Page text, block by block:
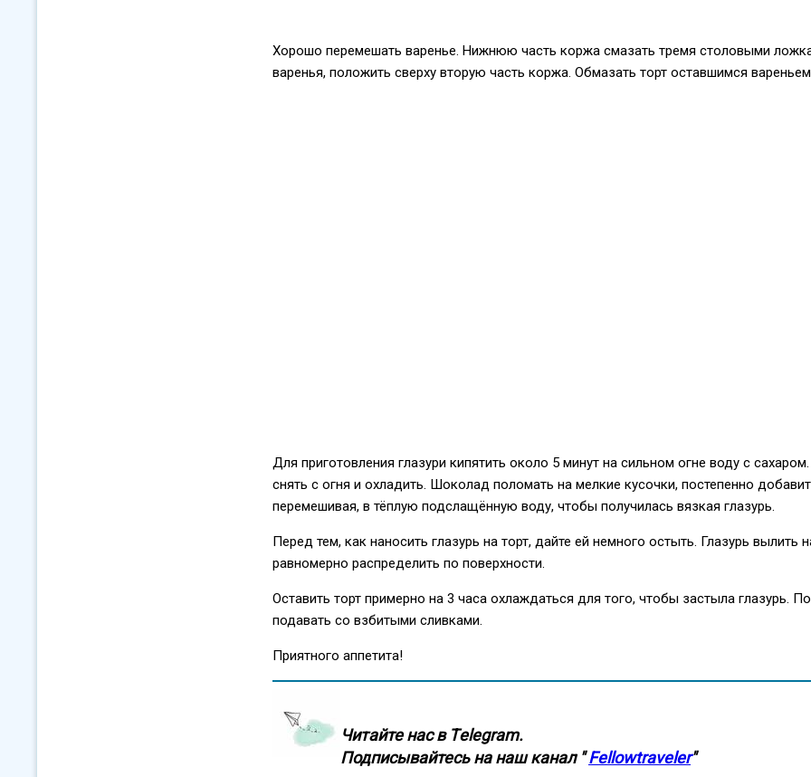
Хорошо перемешать варенье. Нижнюю часть коржа смазать тремя столовыми
варенья, положить сверху вторую часть коржа. Обмазать торт оставшимся
Для приготовления глазури кипятить около 5 минут на сильном огне воду с
снять с огня и охладить. Шоколад поломать на мелкие кусочки, постепенно
перемешивая, в тёплую подслащённую воду, чтобы получилась вязкая глазурь.
Перед тем, как наносить глазурь на торт, дайте ей немного остыть. Глазурь вылить
равномерно распределить по поверхности.
Оставить торт примерно на 3 часа охлаждаться для того, чтобы застыла глазурь.
подавать со взбитыми сливками.
Приятного аппетита!
Читайте нас в Тelegram.
Подписывайтесь на наш канал "Fellowtraveler"